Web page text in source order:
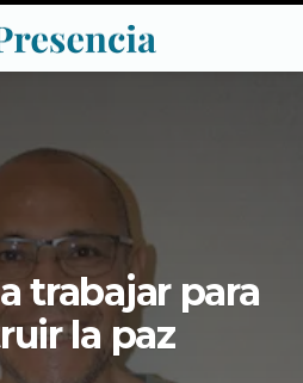
trabajar para
la paz